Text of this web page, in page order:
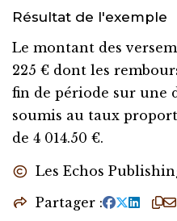
Résultat de l'exemple
Le montant des
225 € dont les
fin de période sur une
soumis au taux
de 4 014.50 €.
Les Echos
Partager